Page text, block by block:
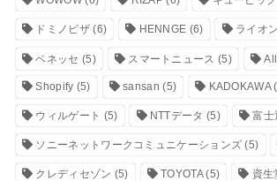
ドミノピザ(6) HENNGE (6) ライオン
ベネッセ (5) スマートニュース (5)
Shopify (5) sansan (5) KADOKAWA
ウィルゲート (5) NTTデータ (5) 富士
ソニーネットワークコミュニケーションズ (5)
クレディセゾン (5) TOYOTA(5) 資生